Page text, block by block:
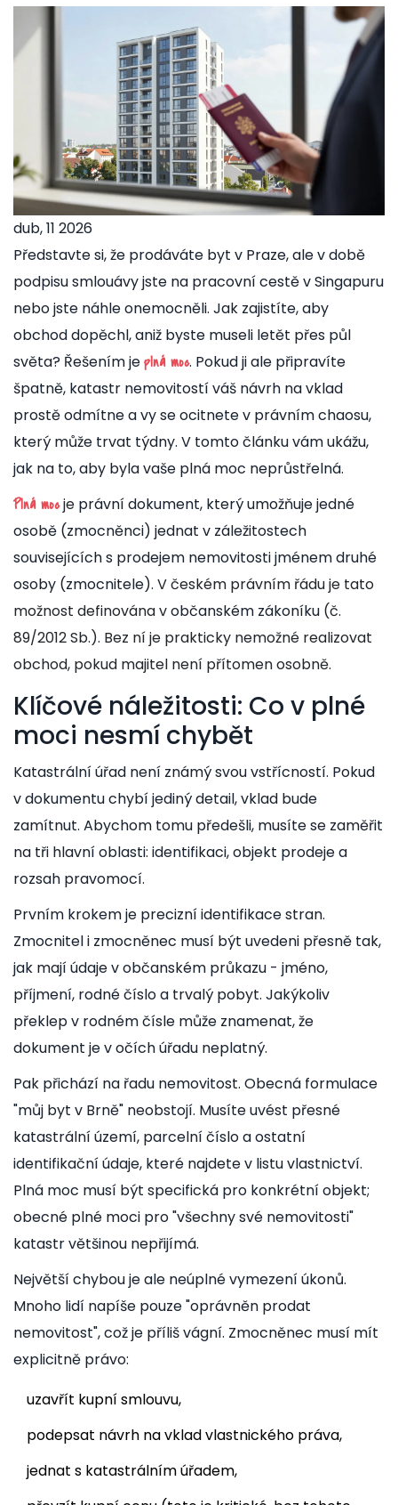
dub, 11 2026
Představte si, že prodáváte byt v Praze, ale v době
podpisu smlouávy jste na pracovní cestě v Singapuru
nebo jste náhle onemocněli. Jak zajistíte, aby
obchod dopěchl, aniž byste museli letět přes půl
světa? Řešením jeplná moc. Pokud ji ale připravíte
špatně, katastr nemovitostí váš návrh na vklad
prostě odmítne a vy se ocitnete v právním chaosu,
který může trvat týdny. V tomto článku vám ukážu,
jak na to, aby byla vaše plná moc neprůstřelná.
Plná mocje právní dokument, který umožňuje jedné
osobě (zmocněnci) jednat v záležitostech
souvisejících s prodejem nemovitosti jménem druhé
osoby (zmocnitele). V českém právním řádu je tato
možnost definována vobčanském zákoníku (č.
89/2012 Sb.). Bez ní je prakticky nemožné realizovat
obchod, pokud majitel není přítomen osobně.
Klíčové náležitosti: Co v plné
moci nesmí chybět
Katastrální úřad není známý svou vstřícností. Pokud
v dokumentu chybí jediný detail, vklad bude
zamítnut. Abychom tomu předešli, musíte se zaměřit
na tři hlavní oblasti: identifikaci, objekt prodeje a
rozsah pravomocí.
Prvním krokem je precizní identifikace stran.
Zmocnitel i zmocněnec musí být uvedeni přesně tak,
jak mají údaje v občanském průkazu - jméno,
příjmení, rodné číslo a trvalý pobyt. Jakýkoliv
překlep v rodném čísle může znamenat, že
dokument je v očích úřadu neplatný.
Pak přichází na řadu nemovitost. Obecná formulace
"můj byt v Brně" neobstojí. Musíte uvést přesné
katastrální území, parcelní číslo a ostatní
identifikační údaje, které najdete v listu vlastnictví.
Plná moc musí být specifická pro konkrétní objekt;
obecné plné moci pro "všechny své nemovitosti"
katastr většinou nepřijímá.
Největší chybou je ale neúplné vymezení úkonů.
Mnoho lidí napíše pouze "oprávněn prodat
nemovitost", což je příliš vágní. Zmocněnec musí mít
explicitně právo:
uzavřít kupní smlouvu,
podepsat návrh na vklad vlastnického práva,
jednat s katastrálním úřadem,